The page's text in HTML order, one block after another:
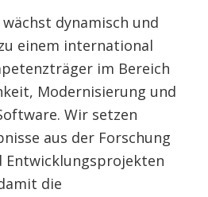
dynamisch und
einem international
im Bereich
Modernisierung und
Wir setzen
aus der Forschung
Entwicklungsprojekten
die